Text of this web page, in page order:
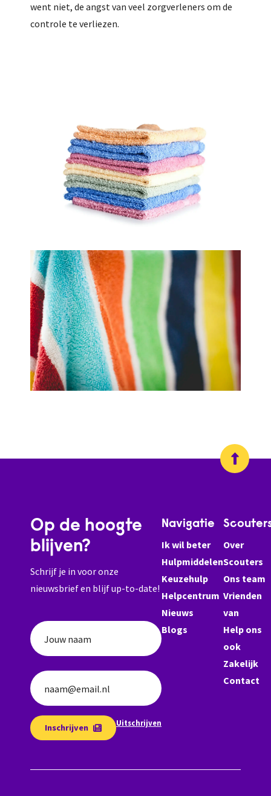
went niet, de angst van veel zorgverleners om de
controle te verliezen.
Op de hoogte
blijven?
Schrijf je in voor onze
nieuwsbrief en blijf up-to-date!
Jouw naam
naam@email.nl
Inschrijven Uitschrijven
Navigatie
Ik wil beter
Hulpmiddelen
Keuzehulp
Helpcentrum
Nieuws
Blogs
Over
Scouters
Ons team
Vrienden
van
Help ons
ook
Zakelijk
Contact